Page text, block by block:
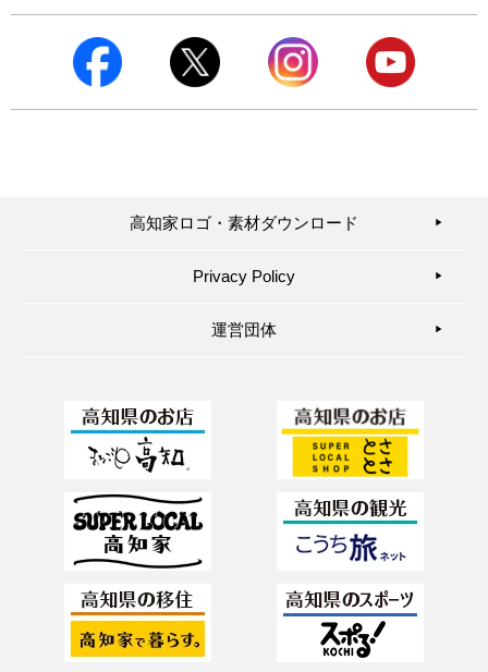
高知家ロゴ・素材ダウンロード ▶︎
Privacy Policy ▶︎
運営団体 ▶︎